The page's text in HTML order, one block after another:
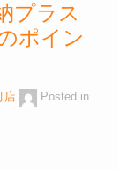
プラス
ポイン
店
Posted in